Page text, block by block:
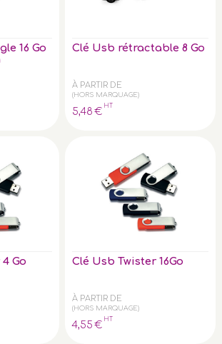
16 Go
Clé Usb rétractable 8 Go
À PARTIR DE
(HORS MARQUAGE)
5,48 €
HT
Go Clé Usb Twister 16Go
À PARTIR DE
(HORS MARQUAGE)
4,55 €
HT